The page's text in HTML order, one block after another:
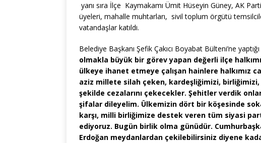
yanı sıra İlçe Kaymakamı Ümit Hüseyin Güney, AK
üyeleri, mahalle muhtarları, sivil toplum örgütü
vatandaşlar katıldı.
Belediye Başkanı Şefik Çakıcı Boyabat Bülteni’ne
olmakla büyük bir görev yapan değerli ilçe
ülkeye ihanet etmeye çalışan hainlere halkımız
aziz millete silah çeken, kardeşliğimizi,
şekilde cezalarını çekecekler. Şehitler verdik
şifalar dileyelim. Ülkemizin dört bir köşesinde
karşı, milli birliğimize destek veren tüm siyasi
ediyoruz. Bugün birlik olma günüdür.
Erdoğan meydanlardan çekilebilirsiniz diyene